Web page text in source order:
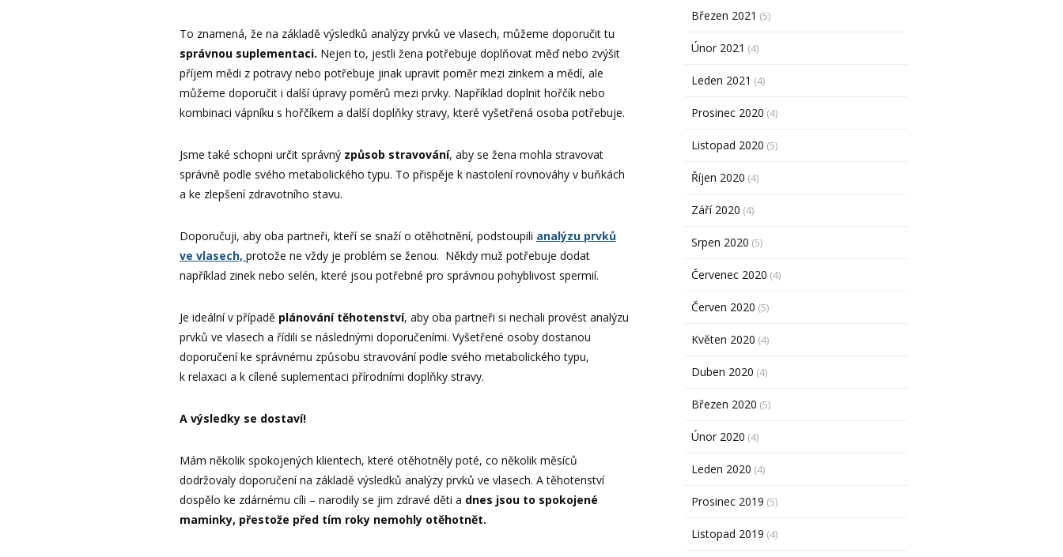
To znamená, že na základě výsledků analýzy prvků ve vlasech, můžeme doporučit tu
správnou suplementaci. Nejen to, jestli žena potřebuje doplňovat měď nebo zvýšit
příjem mědi z potravy nebo potřebuje jinak upravit poměr mezi zinkem a mědí, ale
můžeme doporučit i další úpravy poměrů mezi prvky. Například doplnit hořčík nebo
kombinaci vápníku s hořčíkem a další doplňky stravy, které vyšetřená osoba potřebuje.
Jsme také schopni určit správný způsob stravování, aby se žena mohla stravovat
správně podle svého metabolického typu. To přispěje k nastolení rovnováhy v buňkách
a ke zlepšení zdravotního stavu.
Doporučuji, aby oba partneři, kteří se snaží o otěhotnění, podstoupili analýzu prvků
ve vlasech, protože ne vždy je problém se ženou. Někdy muž potřebuje dodat
například zinek nebo selén, které jsou potřebné pro správnou pohyblivost spermií.
Je ideální v případě plánování těhotenství, aby oba partneři si nechali provést analýzu
prvků ve vlasech a řídili se následnými doporučeními. Vyšetřené osoby dostanou
doporučení ke správnému způsobu stravování podle svého metabolického typu,
k relaxaci a k cílené suplementaci přírodními doplňky stravy.
A výsledky se dostaví!
Mám několik spokojených klientech, které otěhotněly poté, co několik měsíců
dodržovaly doporučení na základě výsledků analýzy prvků ve vlasech. A těhotenství
dospělo ke zdárnému cíli – narodily se jim zdravé děti a dnes jsou to spokojené
maminky, přestože před tím roky nemohly otěhotnět.
Březen 2021 (5)
Únor 2021 (4)
Leden 2021 (4)
Prosinec 2020 (4)
Listopad 2020 (5)
Říjen 2020 (4)
Září 2020 (4)
Srpen 2020 (5)
Červenec 2020 (4)
Červen 2020 (5)
Květen 2020 (4)
Duben 2020 (4)
Březen 2020 (5)
Únor 2020 (4)
Leden 2020 (4)
Prosinec 2019 (5)
Listopad 2019 (4)